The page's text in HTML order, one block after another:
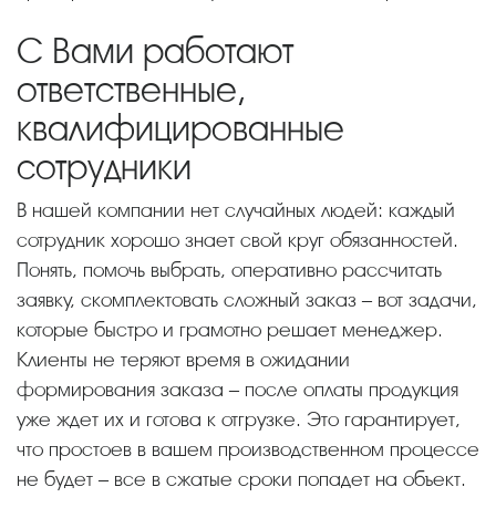
С Вами работают
ответственные,
квалифицированные
сотрудники
В нашей компании нет случайных людей: каждый
сотрудник хорошо знает свой круг обязанностей.
Понять, помочь выбрать, оперативно рассчитать
заявку, скомплектовать сложный заказ – вот задачи,
которые быстро и грамотно решает менеджер.
Клиенты не теряют время в ожидании
формирования заказа – после оплаты продукция
уже ждет их и готова к отгрузке. Это гарантирует,
что простоев в вашем производственном процессе
не будет – все в сжатые сроки попадет на объект.